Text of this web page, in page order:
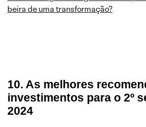
beira de uma transformação?
10. As melhores
investimentos para o 2º
2024